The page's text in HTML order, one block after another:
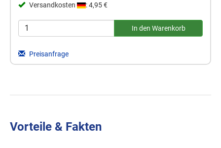
Versandkosten
: 4,95 €
Preisanfrage
Vorteile & Fakten